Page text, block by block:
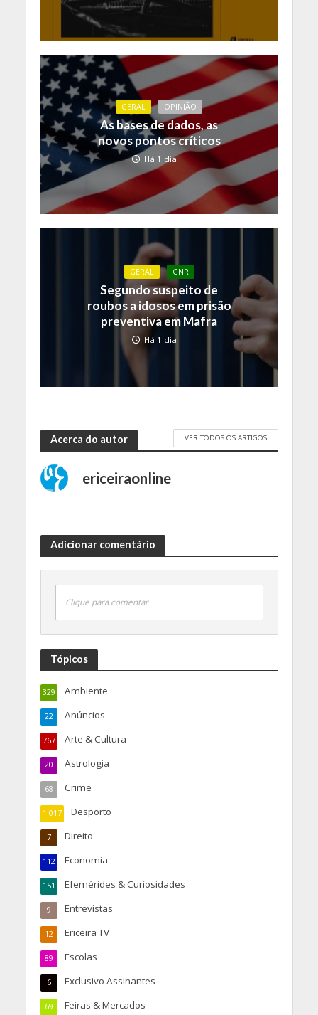
GERAL OPINIÃO
As bases de dados, as
novos pontos críticos
Há 1 dia
GERAL GNR
Segundo suspeito de
roubos a idosos em prisão
preventiva em Mafra
Há 1 dia
Acerca do autor VER TODOS OS ARTIGOS
ericeiraonline
Adicionar comentário
Clique para comentar
Tópicos
Ambiente
329
Anúncios
22
Arte & Cultura
767
Astrologia
20
Crime
68
Desporto
1.017
Direito
7
Economia
112
Efemérides & Curiosidades
151
Entrevistas
9
Ericeira TV
12
Escolas
89
Exclusivo Assinantes
6
Feiras & Mercados
69